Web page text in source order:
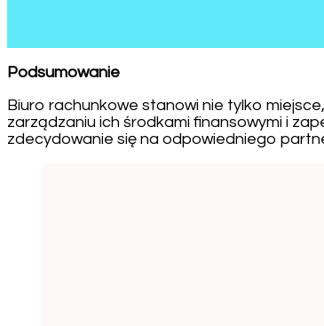
Podsumowanie
Biuro rachunkowe stanowi nie tylko
zarządzaniu ich środkami finansowymi i
zdecydowanie się na odpowiedniego